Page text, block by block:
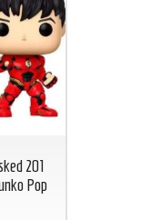
201
Pop